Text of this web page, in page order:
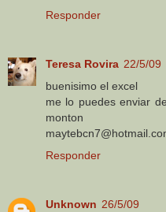
Responder
Teresa Rovira 22/5/09
buenisimo el excel
me lo puedes enviar
monton
Responder
Unknown 26/5/09